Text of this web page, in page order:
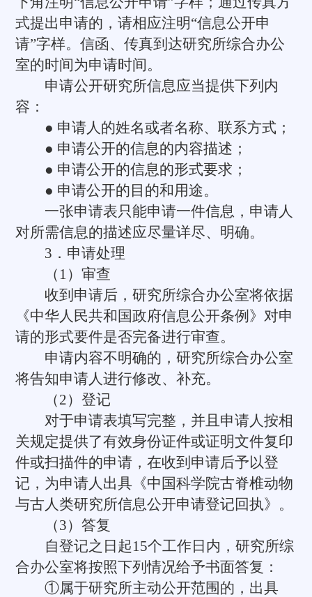
式提出申请的，请相应注明“信息公开申
请”字样。信函、传真到达研究所综合办公
室的时间为申请时间。
申请公开研究所信息应当提供下列内
容：
● 申请人的姓名或者名称、联系方式；
● 申请公开的信息的内容描述；
● 申请公开的信息的形式要求；
● 申请公开的目的和用途。
一张申请表只能申请一件信息，申请人
对所需信息的描述应尽量详尽、明确。
3．申请处理
（1）审查
收到申请后，研究所综合办公室将依据
《中华人民共和国政府信息公开条例》对申
请的形式要件是否完备进行审查。
申请内容不明确的，研究所综合办公室
将告知申请人进行修改、补充。
（2）登记
对于申请表填写完整，并且申请人按相
关规定提供了有效身份证件或证明文件复印
件或扫描件的申请，在收到申请后予以登
记，为申请人出具《中国科学院古脊椎动物
与古人类研究所信息公开申请登记回执》。
（3）答复
自登记之日起15个工作日内，研究所综
合办公室将按照下列情况给予书面答复：
①属于研究所主动公开范围的，出具